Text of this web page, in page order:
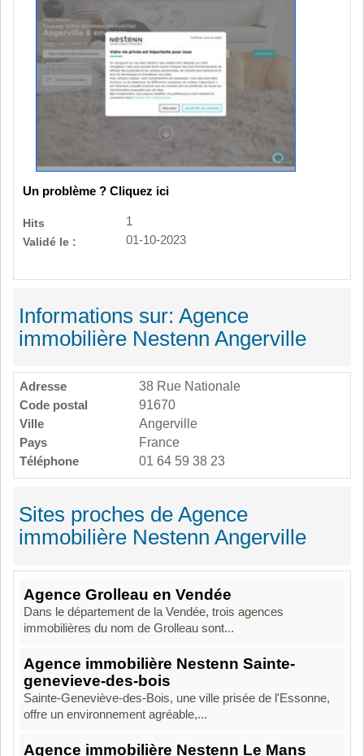
Un problème ? Cliquez ici
Hits
1
Validé le :
01-10-2023
Informations sur: Agence
immobilière Nestenn Angerville
Adresse
38 Rue Nationale
Code postal
91670
Ville
Angerville
Pays
France
Téléphone
01 64 59 38 23
Sites proches de Agence
immobilière Nestenn Angerville
Agence Grolleau en Vendée
Dans le département de la Vendée, trois agences
immobilières du nom de Grolleau sont...
Agence immobilière Nestenn Sainte-
genevieve-des-bois
Sainte-Geneviève-des-Bois, une ville prisée de l'Essonne,
offre un environnement agréable,...
Agence immobilière Nestenn Le Mans